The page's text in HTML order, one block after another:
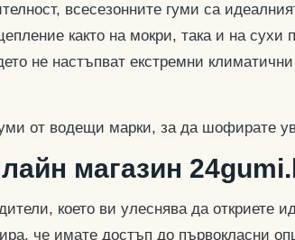
всесезонните гуми са
както на мокри, така и на сухи
не настъпват екстремни
от водещи марки, за да шофирате
магазин
което ви улеснява да
че имате достъп до първокласни